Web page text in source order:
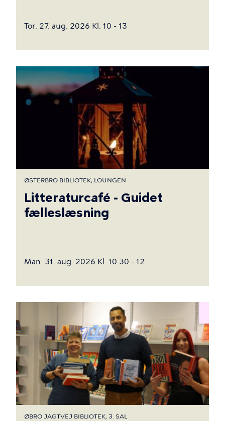
Tor. 27. aug. 2026 Kl. 10 - 13
ØSTERBRO BIBLIOTEK, LOUNGEN
Litteraturcafé - Guidet
fælleslæsning
Man. 31. aug. 2026 Kl. 10.30 - 12
ØBRO JAGTVEJ BIBLIOTEK, 3. SAL